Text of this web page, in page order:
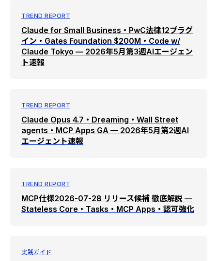
TREND REPORT
Claude for Small Business・PwC法律12プラグ
イン・Gates Foundation $200M・Code w/
Claude Tokyo — 2026年5月第3週AIエージェン
ト速報
TREND REPORT
Claude Opus 4.7・Dreaming・Wall Street
agents・MCP Apps GA — 2026年5月第2週AI
エージェント速報
TREND REPORT
MCP仕様2026-07-28 リリース候補 徹底解説 —
Stateless Core・Tasks・MCP Apps・認可強化
実践ガイド